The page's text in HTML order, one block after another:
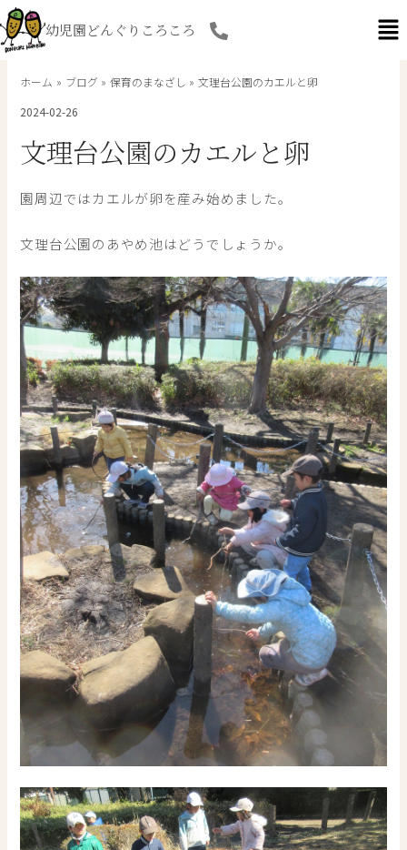
内
容
を
幼児園どんぐりころころ
ホーム ブログ 保育のまなざし
文理台公園のカエルと卵
2024-02-26
文理台公園のカエルと卵
園周辺ではカエルが卵を産み始めました。
文理台公園のあやめ池はどうでしょうか。